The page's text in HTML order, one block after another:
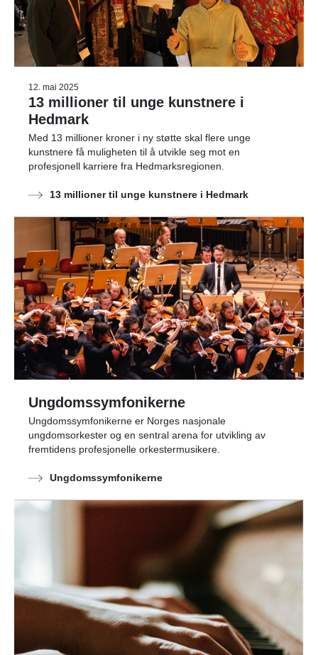
12. mai 2025
13 millioner til unge kunstnere i
Hedmark
Med 13 millioner kroner i ny støtte skal flere unge
kunstnere få muligheten til å utvikle seg mot en
profesjonell karriere fra Hedmarksregionen.
13 millioner til unge kunstnere i Hedmark
Ungdomssymfonikerne
Ungdomssymfonikerne er Norges nasjonale
ungdomsorkester og en sentral arena for utvikling av
fremtidens profesjonelle orkestermusikere.
Ungdomssymfonikerne